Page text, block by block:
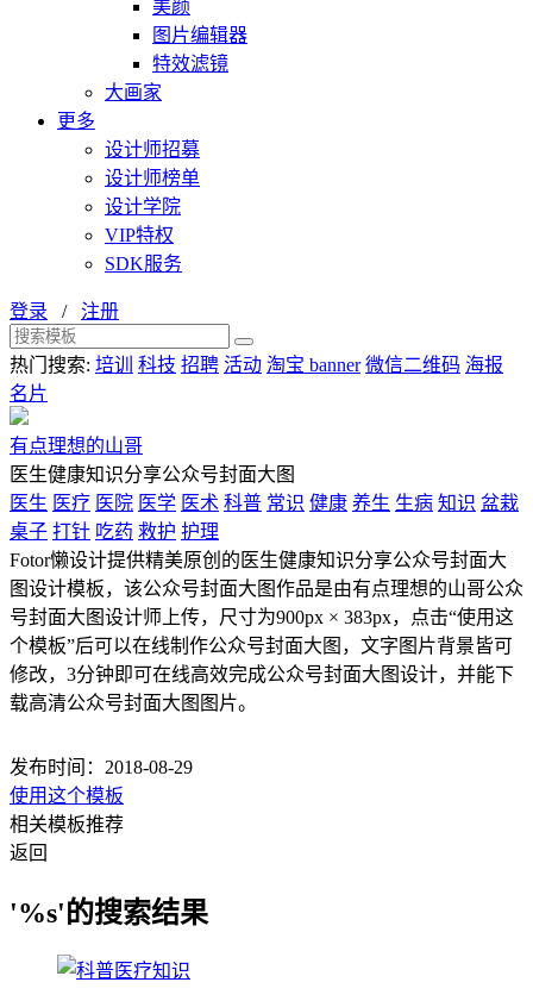
美颜
图片编辑器
特效滤镜
大画家
更多
设计师招募
设计师榜单
设计学院
VIP特权
SDK服务
登录 / 注册
热门搜索: 培训 科技 招聘 活动 淘宝 banner 微信二维码 海报
名片
有点理想的山哥
医生健康知识分享公众号封面大图
医生 医疗 医院 医学 医术 科普 常识 健康 养生 生病 知识 盆栽
桌子 打针 吃药 救护 护理
Fotor懒设计提供精美原创的医生健康知识分享公众号封面大
图设计模板，该公众号封面大图作品是由有点理想的山哥公众
号封面大图设计师上传，尺寸为900px × 383px，点击“使用这
个模板”后可以在线制作公众号封面大图，文字图片背景皆可
修改，3分钟即可在线高效完成公众号封面大图设计，并能下
载高清公众号封面大图图片。
发布时间：2018-08-29
使用这个模板
相关模板推荐
返回
'%s'的搜索结果